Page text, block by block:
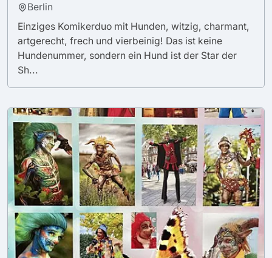
Berlin
Einziges Komikerduo mit Hunden, witzig, charmant,
artgerecht, frech und vierbeinig! Das ist keine
Hundenummer, sondern ein Hund ist der Star der
Sh...